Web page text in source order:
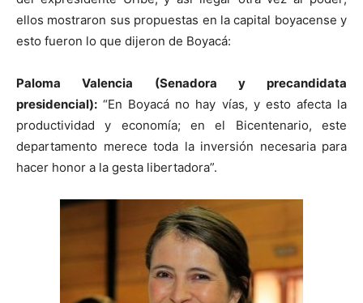
ellos mostraron sus propuestas en la capital boyacense y
esto fueron lo que dijeron de Boyacá:
Paloma Valencia (Senadora y precandidata
presidencial): “En Boyacá no hay vías, y esto afecta la
productividad y economía; en el Bicentenario, este
departamento merece toda la inversión necesaria para
hacer honor a la gesta libertadora”.